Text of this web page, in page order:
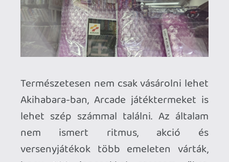
hajtás friss lendülettel ismét nyakamba
vettem Akihabara. Nem is sejtettem
mennyire jó döntés volt ez. Termékek
címkéjén az áron kívül a bevételezés
dátuma is szerepel így lehetett látni elég
sok új áru érkezett az év első napjaiban.
Indulás előtt elég komoly bevásárló